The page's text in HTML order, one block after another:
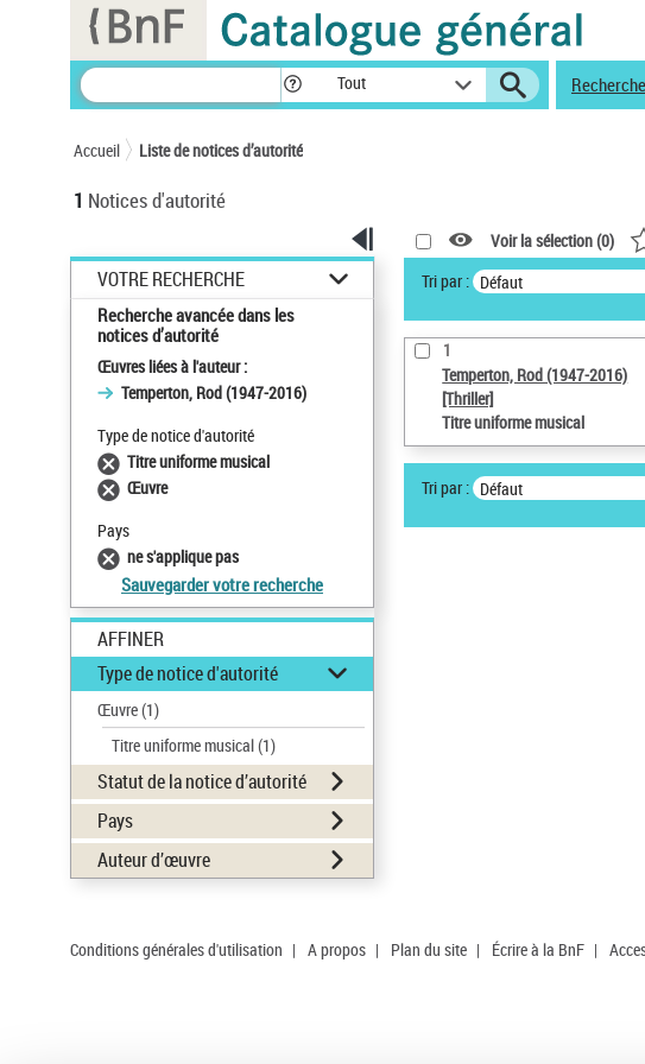
Tout
Accueil Liste de notices d’autorité
1 Notices d'autorité
VOTRE RECHERCHE
Recherche avancée dans les
notices d’autorité
Œuvres liées à l'auteur :
Temperton, Rod (1947-2016)
Type de notice d'autorité
Titre uniforme musical
Œuvre
Pays
ne s'applique pas
Sauvegarder votre recherche
AFFINER
Type de notice d'autorité
Œuvre(1)
Titre uniforme musical(1)
Statut de la notice d’autorité
Pays
Auteur d’œuvre
Voir la sélection (0)
Tri par : Défaut
1
Temperton, Rod (1947-2016)
[Thriller]
Titre uniforme musical
Tri par : Défaut
Conditions générales d'utilisation | A propos | Plan du site | Écrire à la BnF |
Panneau de gestion des cookies